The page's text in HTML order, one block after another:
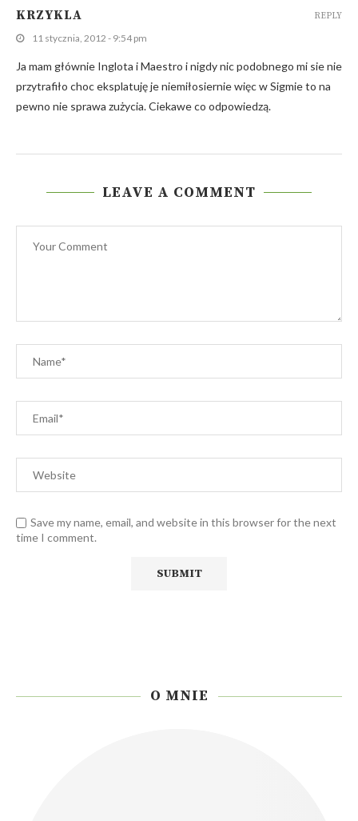
KRZYKLA
11 stycznia, 2012 - 9:54 pm
Ja mam głównie Inglota i Maestro i nigdy nic podobnego mi sie nie
przytrafiło choc eksplatuję je niemiłosiernie więc w Sigmie to na
pewno nie sprawa zużycia. Ciekawe co odpowiedzą.
REPLY
LEAVE A COMMENT
Save my name, email, and website in this browser for the next
time I comment.
O MNIE